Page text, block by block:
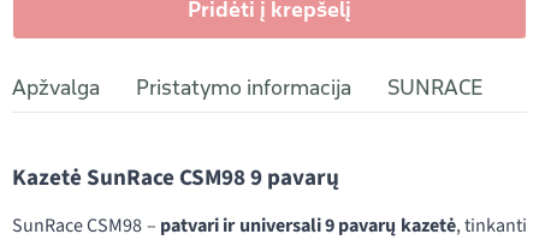
Pridėti į krepšelį
Apžvalga Pristatymo informacija SUNRACE
Kazetė SunRace CSM98 9 pavarų
SunRace CSM98 – patvari ir universali 9 pavarų kazetė, tinkanti